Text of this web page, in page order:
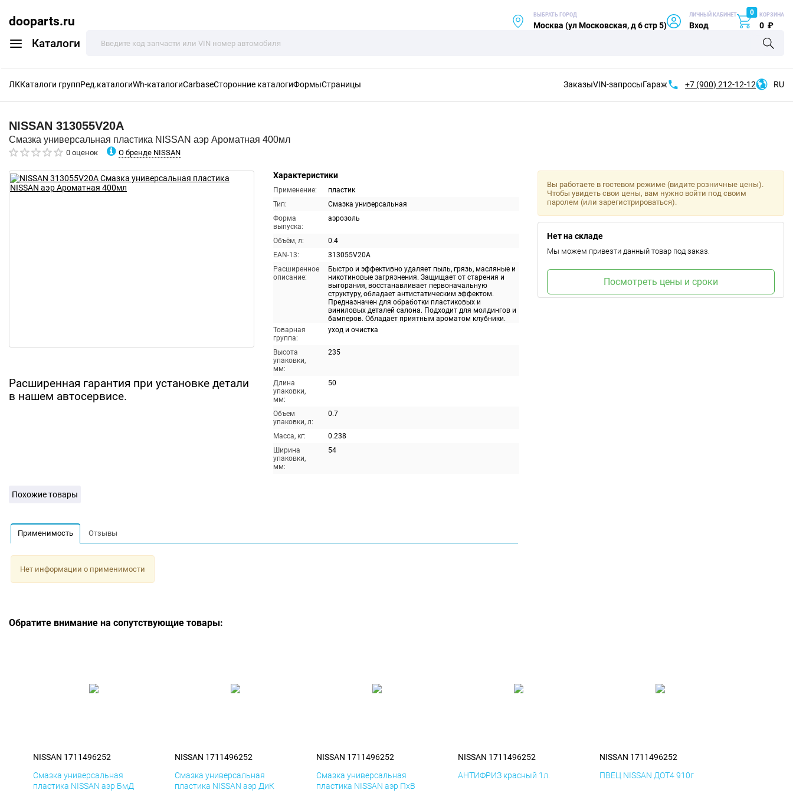
dooparts.ru
Каталоги
ВЫБРАТЬ ГОРОД
Москва (ул Московская, д 6 стр 5)
ЛИЧНЫЙ КАБИНЕТ
Вход
0 КОРЗИНА
0 ₽
ЛККаталоги группРед.каталогиWh-каталогиCarbaseСторонние каталогиФормыСтраницы ЗаказыVIN-запросыГараж +7 (900) 212-12-12 RU
NISSAN 313055V20A
Смазка универсальная пластика NISSAN аэр Ароматная 400мл
0 оценок О бренде NISSAN
Расширенная гарантия при установке детали
в нашем автосервисе.
Характеристики
Применение:
пластик
Тип:
Смазка универсальная
Форма
выпуска:
аэрозоль
Объём, л:
0.4
EAN-13:
313055V20A
Расширенное
описание:
Быстро и эффективно удаляет пыль, грязь, масляные и
никотиновые загрязнения. Защищает от старения и
выгорания, восстанавливает первоначальную
структуру, обладает антистатическим эффектом.
Предназначен для обработки пластиковых и
виниловых деталей салона. Подходит для молдингов и
бамперов. Обладает приятным ароматом клубники.
Товарная
группа:
уход и очистка
Высота
упаковки,
мм:
235
Длина
упаковки,
мм:
50
Объем
упаковки, л:
0.7
Масса, кг:
0.238
Ширина
упаковки,
мм:
54
Вы работаете в гостевом режиме (видите розничные цены).
Чтобы увидеть свои цены, вам нужно войти под своим
паролем (или зарегистрироваться).
Нет на складе
Мы можем привезти данный товар под заказ.
Посмотреть цены и сроки
Похожие товары
Применимость Отзывы
Нет информации о применимости
Обратите внимание на сопутствующие товары:
NISSAN 1711496252
Смазка универсальная
пластика NISSAN аэр БмД
NISSAN 1711496252
Смазка универсальная
пластика NISSAN аэр ДиК
NISSAN 1711496252
Смазка универсальная
пластика NISSAN аэр ПхВ
NISSAN 1711496252
АНТИФРИЗ красный 1л.
NISSAN 1711496252
ПВЕЦ NISSAN ДОТ4 910г